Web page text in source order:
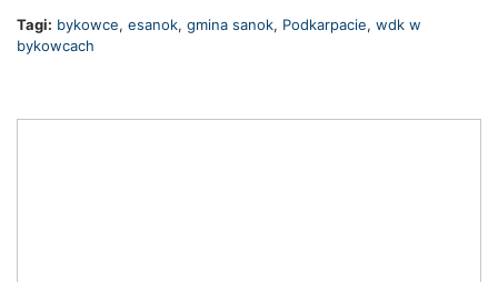
Tagi: bykowce, esanok, gmina sanok, Podkarpacie, wdk w
bykowcach